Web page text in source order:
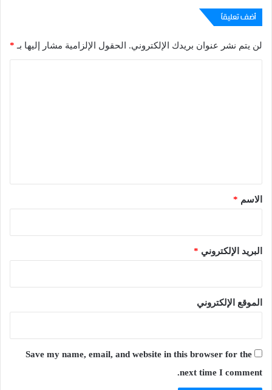
أضف تعليقاً
لن يتم نشر عنوان بريدك الإلكتروني. الحقول الإلزامية مشار إليها بـ *
*الاسم *
البريد الإلكتروني *
الموقع الإلكتروني
Save my name, email, and website in this browser for the
next time I comment.